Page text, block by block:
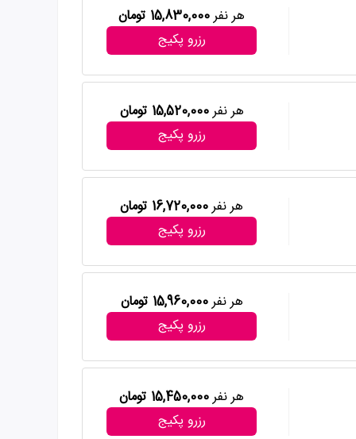
هر نفر15,830,000 تومان
رزرو پکیج
هر نفر15,520,000 تومان
رزرو پکیج
هر نفر16,720,000 تومان
رزرو پکیج
هر نفر15,960,000 تومان
رزرو پکیج
هر نفر15,450,000 تومان
رزرو پکیج